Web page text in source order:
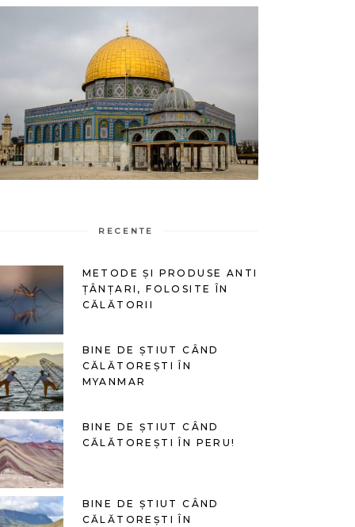
RECENTE
METODE ȘI PRODUSE ANTI
ȚÂNȚARI, FOLOSITE ÎN
CĂLĂTORII
BINE DE ȘTIUT CÂND
CĂLĂTOREȘTI ÎN
MYANMAR
BINE DE ȘTIUT CÂND
CĂLĂTOREȘTI ÎN PERU!
BINE DE ȘTIUT CÂND
CĂLĂTOREȘTI ÎN